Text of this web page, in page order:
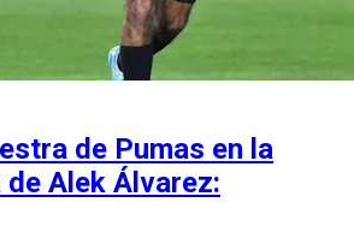
de Pumas en la
Alek Álvarez: